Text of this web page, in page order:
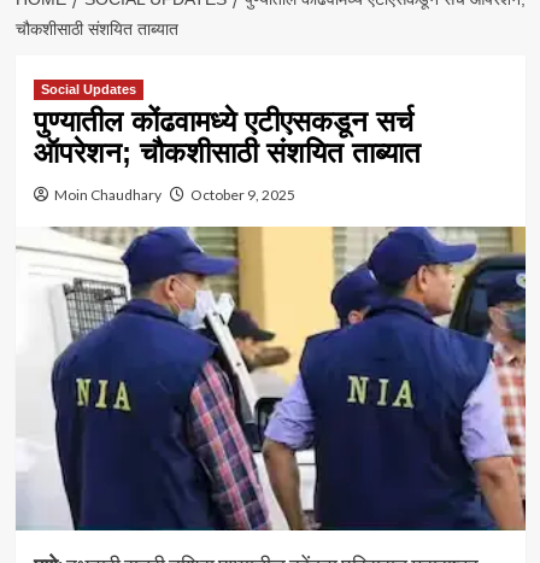
चौकशीसाठी संशयित ताब्यात
Social Updates
पुण्यातील कोंढवामध्ये एटीएसकडून सर्च
ऑपरेशन; चौकशीसाठी संशयित ताब्यात
Moin Chaudhary October 9, 2025